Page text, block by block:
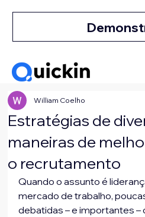
Estratégias de
maneiras de
o recrutamento
William Coelho
Quando o assunto é
mercado de trabalho,
debatidas – e importantes –